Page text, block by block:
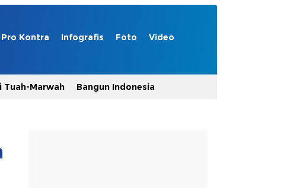
Pro Kontra Infografis Foto Video
Tuah-Marwah Bangun Indonesia